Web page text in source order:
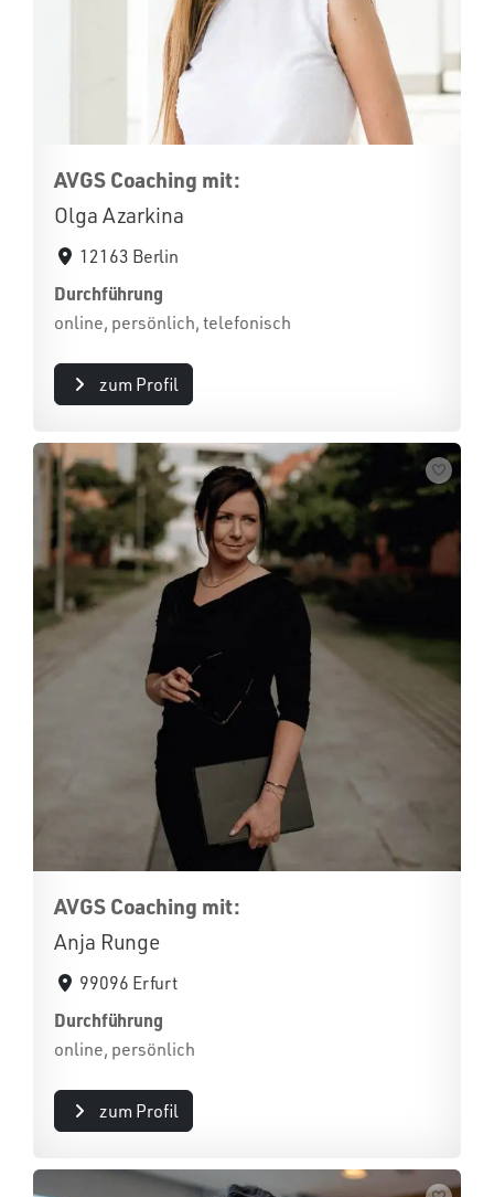
AVGS Coaching mit:
Olga Azarkina
12163 Berlin
Durchführung
online, persönlich, telefonisch
zum Profil
AVGS Coaching mit:
Anja Runge
99096 Erfurt
Durchführung
online, persönlich
zum Profil